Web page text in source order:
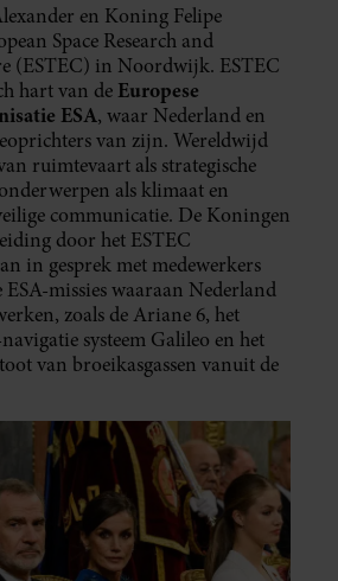
en Koning Felipe
Space Research and
(ESTEC) in Noordwijk. ESTEC
hart van de Europese
ESA, waar Nederland en
van zijn. Wereldwijd
ruimtevaart als strategische
als klimaat en
communicatie. De Koningen
door het ESTEC
in gesprek met medewerkers
missies waaraan Nederland
zoals de Ariane 6, het
systeem Galileo en het
van broeikasgassen vanuit de